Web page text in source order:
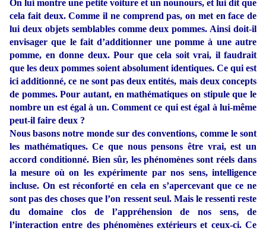
On lui montre une petite voiture et un nounours, et lui dit que
cela fait deux. Comme il ne comprend pas, on met en face de
lui deux objets semblables comme deux pommes. Ainsi doit-il
envisager que le fait d’additionner une pomme à une autre
pomme, en donne deux. Pour que cela soit vrai, il faudrait
que les deux pommes soient absolument identiques. Ce qui est
ici additionné, ce ne sont pas deux entités, mais deux concepts
de pommes. Pour autant, en mathématiques on stipule que le
nombre un est égal à un. Comment ce qui est égal à lui-même
peut-il faire deux ?
Nous basons notre monde sur des conventions, comme le sont
les mathématiques. Ce que nous pensons être vrai, est un
accord conditionné. Bien sûr, les phénomènes sont réels dans
la mesure où on les expérimente par nos sens, intelligence
incluse. On est réconforté en cela en s’apercevant que ce ne
sont pas des choses que l’on ressent seul. Mais le ressenti reste
du domaine clos de l’appréhension de nos sens, de
l’interaction entre des phénomènes extérieurs et ceux-ci. Ce